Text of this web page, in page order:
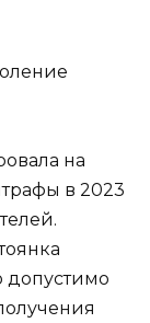
на
в 2023
допустимо